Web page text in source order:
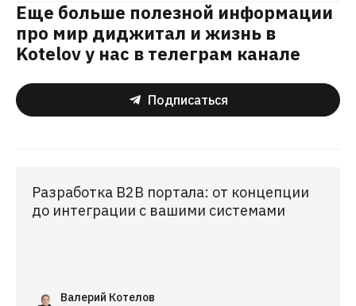
Еще больше полезной информации
про мир диджитал и жизнь в
Kotelov у нас в телеграм канале
Подписаться
Разработка B2B портала: от концепции
до интеграции с вашими системами
Валерий Котелов